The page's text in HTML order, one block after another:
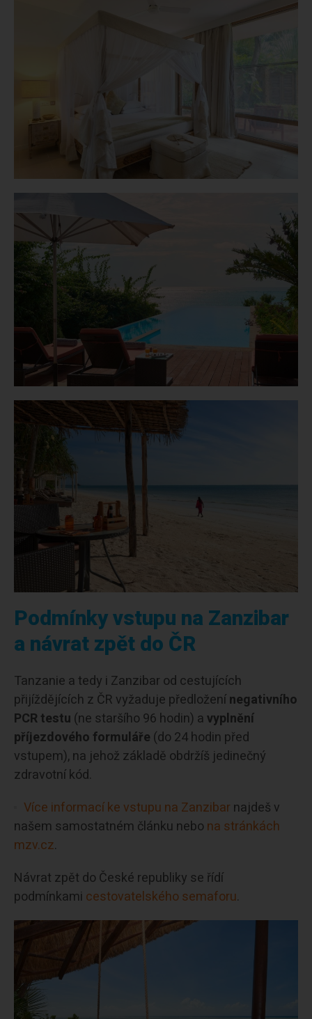
Podmínky vstupu na Zanzibar
a návrat zpět do ČR
Tanzanie a tedy i Zanzibar od cestujících
přijíždějících z ČR vyžaduje předloženínegativního
PCR testu (ne staršího 96 hodin) avyplnění
příjezdového formuláře (do 24 hodin před
vstupem), na jehož základě obdržíš jedinečný
zdravotní kód.
Více informací ke vstupu na Zanzibar najdeš v
našem samostatném článku nebo na stránkách
mzv.cz.
Návrat zpět do České republiky se řídí
podmínkami cestovatelského semaforu.